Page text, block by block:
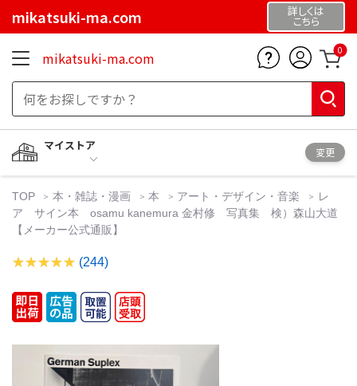
mikatsuki-ma.com 詳しくは
こちら
mikatsuki-ma.com 0
マイストア
変更
TOP 本・雑誌・漫画 本 アート・デザイン・音楽
レ
ア サイン本 osamu kanemura 金村修 写真集 検）森山大道
【メーカー公式通販】
(244)